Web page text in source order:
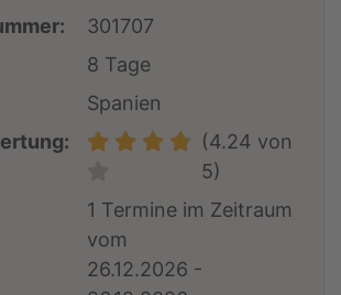
301707
8 Tage
Spanien
(4.24 von
5)
1 Termine im Zeitraum
vom
26.12.2026 -